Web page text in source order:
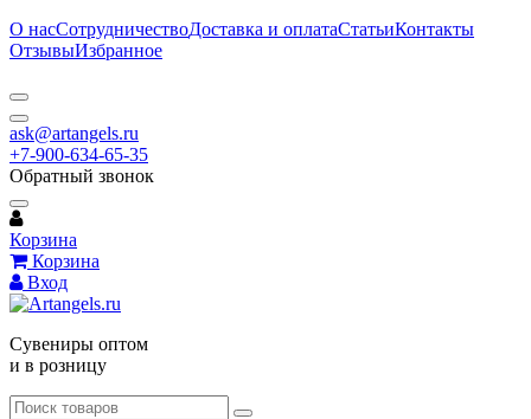
О насСотрудничествоДоставка и оплатаСтатьиКонтакты
ОтзывыИзбранное
ask@artangels.ru
+7-900-634-65-35
Обратный звонок
Корзина
Корзина
Вход
Сувениры оптом
и в розницу